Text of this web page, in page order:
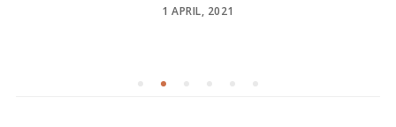
POSTED
1 APRIL, 2021